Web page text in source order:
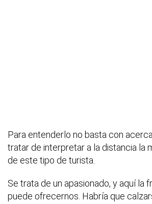
Para entenderlo no basta con
tratar de interpretar a la distancia la
de este tipo de turista.
Se trata de un apasionado, y aquí la
puede ofrecernos. Habría que